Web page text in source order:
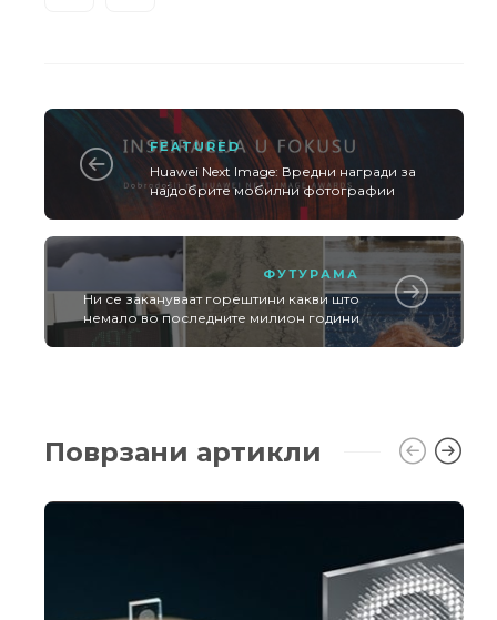
FEATURED
Huawei Next Image: Вредни награди за
најдобрите мобилни фотографии
ФУТУРАМА
Ни се закануваат горештини какви што
немало во последните милион години
Поврзани артикли